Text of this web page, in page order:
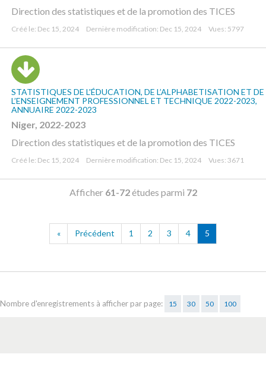
Direction des statistiques et de la promotion des TICES
Créé le: Dec 15, 2024 Dernière modification: Dec 15, 2024 Vues: 5797
STATISTIQUES DE L'ÉDUCATION, DE L’ALPHABETISATION ET DE
L’ENSEIGNEMENT PROFESSIONNEL ET TECHNIQUE 2022-2023,
ANNUAIRE 2022-2023
Niger, 2022-2023
Direction des statistiques et de la promotion des TICES
Créé le: Dec 15, 2024 Dernière modification: Dec 15, 2024 Vues: 3671
Afficher 61-72études parmi 72
« Précédent 1 2 3 4 5
Nombre d'enregistrements à afficher par page: 15 30 50 100